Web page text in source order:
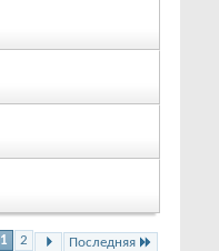
1 2 Последняя